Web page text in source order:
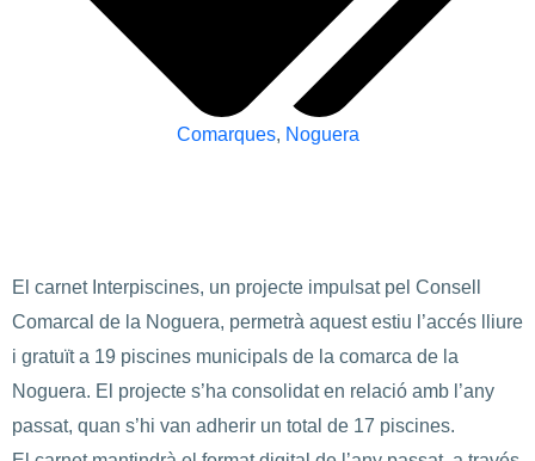
Comarques, Noguera
El carnet Interpiscines, un projecte impulsat pel Consell
Comarcal de la Noguera, permetrà aquest estiu l’accés lliure
i gratuït a 19 piscines municipals de la comarca de la
Noguera. El projecte s’ha consolidat en relació amb l’any
passat, quan s’hi van adherir un total de 17 piscines.